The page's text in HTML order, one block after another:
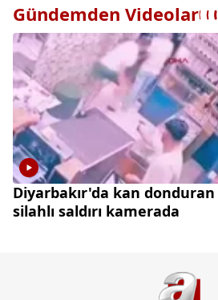
Gündemden Videolar
Diyarbakır'da kan donduran
silahlı saldırı kamerada